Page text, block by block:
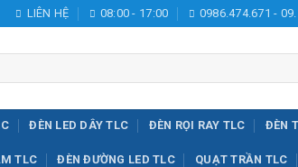
LIÊN HỆ 08:00 - 17:00 0986.474.671 -
ĐÈN LED DÂY TLC ĐÈN RỌI RAY TLC ĐÈN
TLC ĐÈN ĐƯỜNG LED TLC QUẠT TRẦN TLC